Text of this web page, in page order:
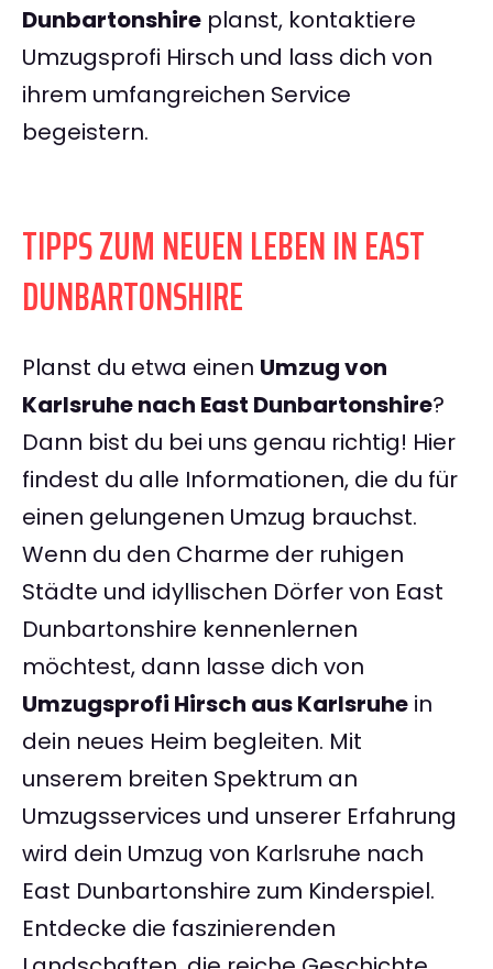
Dunbartonshire planst, kontaktiere
Umzugsprofi Hirsch und lass dich von
ihrem umfangreichen Service
begeistern.
TIPPS ZUM NEUEN LEBEN IN EAST
DUNBARTONSHIRE
Planst du etwa einen Umzug von
Karlsruhe nach East Dunbartonshire?
Dann bist du bei uns genau richtig! Hier
findest du alle Informationen, die du für
einen gelungenen Umzug brauchst.
Wenn du den Charme der ruhigen
Städte und idyllischen Dörfer von East
Dunbartonshire kennenlernen
möchtest, dann lasse dich von
Umzugsprofi Hirsch aus Karlsruhe in
dein neues Heim begleiten. Mit
unserem breiten Spektrum an
Umzugsservices und unserer Erfahrung
wird dein Umzug von Karlsruhe nach
East Dunbartonshire zum Kinderspiel.
Entdecke die faszinierenden